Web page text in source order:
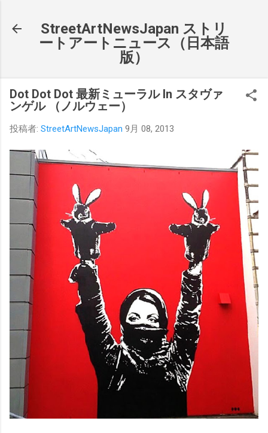
StreetArtNewsJapan ストリ
ートアートニュース（日本語
版）
Dot Dot Dot 最新ミューラル In スタヴァ
ンゲル （ノルウェー）
投稿者: StreetArtNewsJapan 9月 08, 2013